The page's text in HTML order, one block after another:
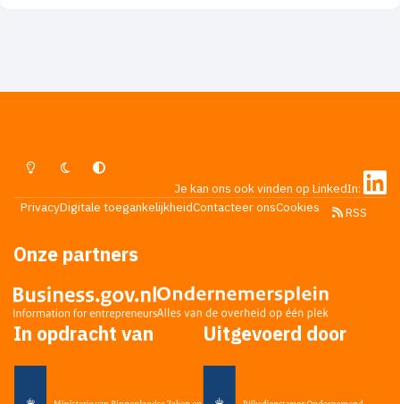
Lichte ModusDonkere ModusSysteemvoorkeur
Je kan ons ook vinden op LinkedIn:
PrivacyDigitale toegankelijkheidContacteer onsCookies RSS
Onze partners
In opdracht van Uitgevoerd door